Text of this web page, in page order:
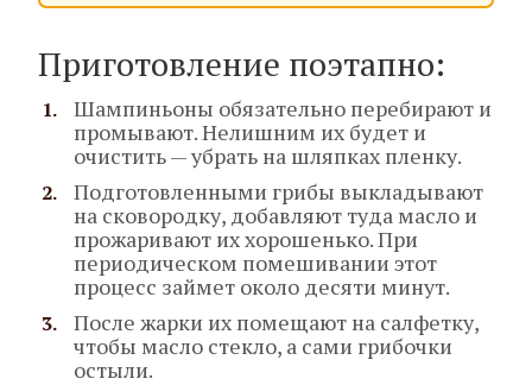
Приготовление поэтапно:
Шампиньоны обязательно перебирают и
промывают. Нелишним их будет и
очистить — убрать на шляпках пленку.
Подготовленными грибы выкладывают
на сковородку, добавляют туда масло и
прожаривают их хорошенько. При
периодическом помешивании этот
процесс займет около десяти минут.
После жарки их помещают на салфетку,
чтобы масло стекло, а сами грибочки
остыли.